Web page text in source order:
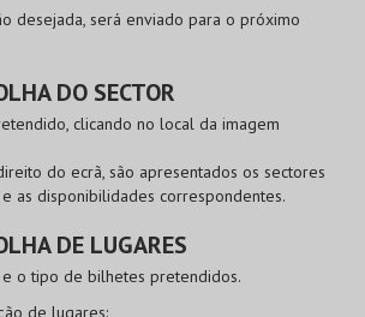
desejada, será enviado para o próximo
DO SECTOR
clicando no local da imagem
do ecrã, são apresentados os sectores
as disponibilidades correspondentes.
DE LUGARES
o tipo de bilhetes pretendidos.
de lugares: